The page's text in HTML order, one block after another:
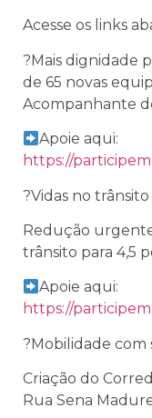
Acesse os links
?Mais dignidade
de 65 novas
Acompanhante
Apoie aqui:
https://
?Vidas no
Redução
trânsito para 4,5
Apoie aqui:
https://
?Mobilidade
Criação do
Rua Sena